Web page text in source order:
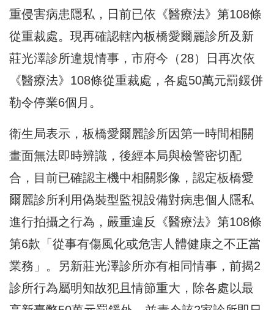
重侵害病患隱私，日前已依《醫療法》第108條
從重裁處。現再確認轄內板橋愛爾麗診所及新
莊光澤診所違規情事，市府今（28）日再次依
《醫療法》108條從重裁處，各處50萬元罰鍰併
勒令停業6個月。
衛生局表示，板橋愛爾麗診所因第一時間相關
畫面無法即時辨識，後經本局與檢警密切配
合，目前已確認主機中相關影像，認定板橋愛
爾麗診所利用偽裝型監視設備對病患個人隱私
進行拍攝之行為，嚴重違反《醫療法》第108條
第6款「從事有傷風化或危害人體健康之不正當
業務」。另新莊光澤診所亦有相同情事，前揭2
診所行為屬明知故犯且情節重大，除各處以最